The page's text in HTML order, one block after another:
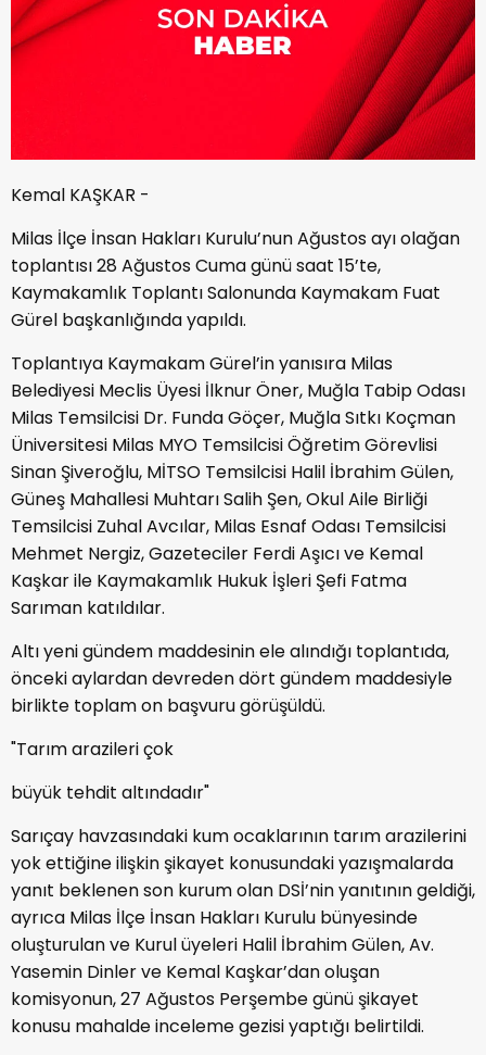
Kemal KAŞKAR -
Milas İlçe İnsan Hakları Kurulu’nun Ağustos ayı olağan
toplantısı 28 Ağustos Cuma günü saat 15’te,
Kaymakamlık Toplantı Salonunda Kaymakam Fuat
Gürel başkanlığında yapıldı.
Toplantıya Kaymakam Gürel’in yanısıra Milas
Belediyesi Meclis Üyesi İlknur Öner, Muğla Tabip Odası
Milas Temsilcisi Dr. Funda Göçer, Muğla Sıtkı Koçman
Üniversitesi Milas MYO Temsilcisi Öğretim Görevlisi
Sinan Şiveroğlu, MİTSO Temsilcisi Halil İbrahim Gülen,
Güneş Mahallesi Muhtarı Salih Şen, Okul Aile Birliği
Temsilcisi Zuhal Avcılar, Milas Esnaf Odası Temsilcisi
Mehmet Nergiz, Gazeteciler Ferdi Aşıcı ve Kemal
Kaşkar ile Kaymakamlık Hukuk İşleri Şefi Fatma
Sarıman katıldılar.
Altı yeni gündem maddesinin ele alındığı toplantıda,
önceki aylardan devreden dört gündem maddesiyle
birlikte toplam on başvuru görüşüldü.
"Tarım arazileri çok
büyük tehdit altındadır"
Sarıçay havzasındaki kum ocaklarının tarım arazilerini
yok ettiğine ilişkin şikayet konusundaki yazışmalarda
yanıt beklenen son kurum olan DSİ’nin yanıtının geldiği,
ayrıca Milas İlçe İnsan Hakları Kurulu bünyesinde
oluşturulan ve Kurul üyeleri Halil İbrahim Gülen, Av.
Yasemin Dinler ve Kemal Kaşkar’dan oluşan
komisyonun, 27 Ağustos Perşembe günü şikayet
konusu mahalde inceleme gezisi yaptığı belirtildi.